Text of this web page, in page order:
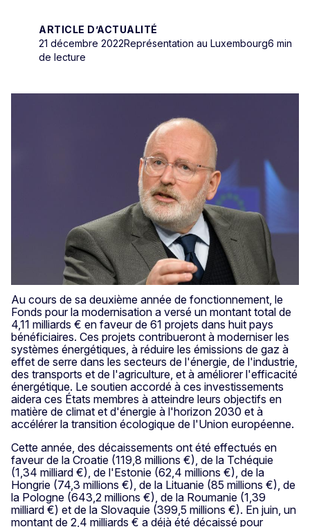
ARTICLE D’ACTUALITÉ
21 décembre 2022Représentation au Luxembourg6 min
de lecture
Au cours de sa deuxième année de fonctionnement, le
Fonds pour la modernisation a versé un montant total de
4,11 milliards € en faveur de 61 projets dans huit pays
bénéficiaires. Ces projets contribueront à moderniser les
systèmes énergétiques, à réduire les émissions de gaz à
effet de serre dans les secteurs de l'énergie, de l'industrie,
des transports et de l'agriculture, et à améliorer l'efficacité
énergétique. Le soutien accordé à ces investissements
aidera ces États membres à atteindre leurs objectifs en
matière de climat et d'énergie à l'horizon 2030 et à
accélérer la transition écologique de l'Union européenne.
Cette année, des décaissements ont été effectués en
faveur de la Croatie (119,8 millions €), de la Tchéquie
(1,34 milliard €), de l'Estonie (62,4 millions €), de la
Hongrie (74,3 millions €), de la Lituanie (85 millions €), de
la Pologne (643,2 millions €), de la Roumanie (1,39
milliard €) et de la Slovaquie (399,5 millions €). En juin, un
montant de 2,4 milliards € a déjà été décaissé pour